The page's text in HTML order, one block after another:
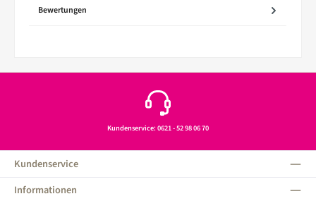
Bewertungen
Kundenservice: 0621 - 52 98 06 70
Kundenservice
Informationen